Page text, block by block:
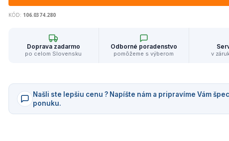
KÓD: 106.0374.280
Doprava zadarmo
po celom Slovensku
Odborné poradenstvo
pomôžeme s výberom v
Našli ste lepšiu cenu ? Napíšte nám a pripravíme Vám
ponuku.